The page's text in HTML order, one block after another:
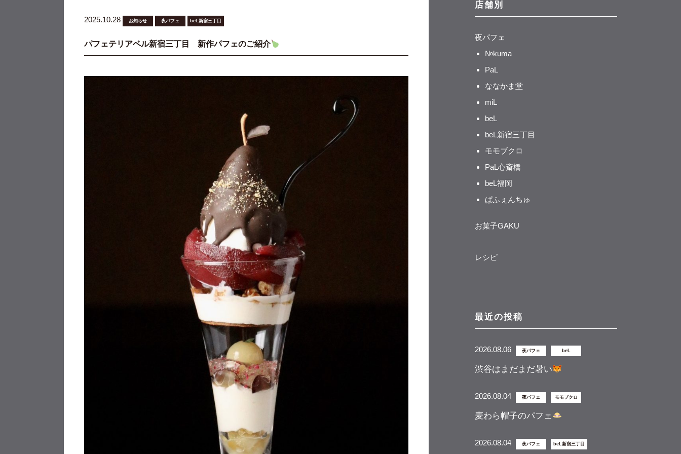
2025.10.28 お知らせ 夜パフェ beL新宿三丁目
パフェテリアベル新宿三丁目 新作パフェのご紹介
店舗別
夜パフェ
№kuma
PaL
ななかま堂
miL
beL
beL新宿三丁目
モモブクロ
PaL心斎橋
beL福岡
ぱふぇんちゅ
お菓子GAKU
レシピ
最近の投稿
2026.08.06 夜パフェ beL
渋谷はまだまだ暑い
2026.08.04 夜パフェ モモブクロ
麦わら帽子のパフェ
2026.08.04 夜パフェ beL新宿三丁目